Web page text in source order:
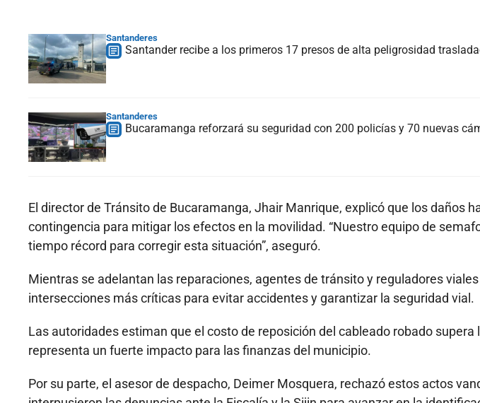
Santanderes
Santander recibe a los primeros 17 presos de alta peligrosidad
Santanderes
Bucaramanga reforzará su seguridad con 200 policías y 70 nuevas
El director de Tránsito de Bucaramanga, Jhair Manrique, explicó que los daños
contingencia para mitigar los efectos en la movilidad. “Nuestro equipo de
tiempo récord para corregir esta situación”, aseguró.
Mientras se adelantan las reparaciones, agentes de tránsito y reguladores
intersecciones más críticas para evitar accidentes y garantizar la seguridad vial.
Las autoridades estiman que el costo de reposición del cableado robado supera
representa un fuerte impacto para las finanzas del municipio.
Por su parte, el asesor de despacho, Deimer Mosquera, rechazó estos actos